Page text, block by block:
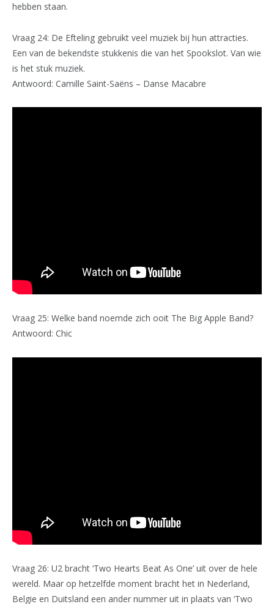
hebben staan.
Vraag 24: De Efteling gebruikt veel muziek bij hun attracties.
Een van de bekendste stukkenis die van het Spookslot. Van wie
is het stuk muziek.
Antwoord: Camille Saint-Saëns – Danse Macabre
Vraag 25: Welke band noemde zich ooit The Big Apple Band?
Antwoord: Chic
Vraag 26: U2 bracht ‘Two Hearts Beat As One’ uit over de hele
wereld. Maar op hetzelfde moment bracht het in Nederland,
Belgie en Duitsland een ander nummer uit in plaats van ‘Two